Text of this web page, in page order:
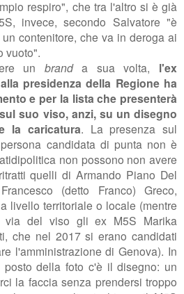
respiro", che tra l'altro si è già
invece, secondo Salvatore "è
un contenitore, che va in deroga ai
vuoto".
un branda sua volta, l'ex
presidenza della Regione ha
e per la lista che presenterà
suo viso, anzi, su un disegno
la caricatura. La presenzasul
candidata di punta non è
non possono non avere
quelli di Armando Piano Del
(detto Franco) Greco,
a livello territoriale o locale (mentre
via del viso gli ex M5S Marika
che nel 2017 si erano candidati
l'amministrazione di Genova). In
posto della foto c'è il disegno: un
la faccia senza prendersi troppo